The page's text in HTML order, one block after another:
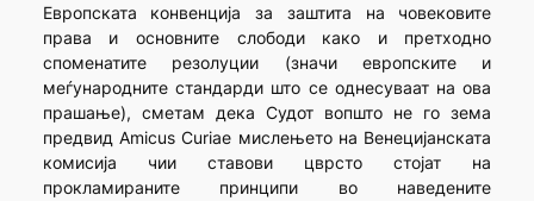
Европската конвенција за заштита на човековите
права и основните слободи како и претходно
споменатите резолуции (значи европските и
меѓународните стандарди што се однесуваат на ова
прашање), сметам дека Судот вопшто не го зема
предвид Amicus Curiae мислењето на Венецијанската
комисија чии ставови цврсто стојат на
прокламираните принципи во наведените